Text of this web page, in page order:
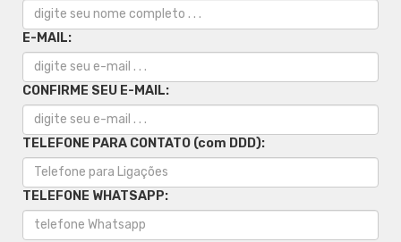
E-MAIL:
CONFIRME SEU E-MAIL:
TELEFONE PARA CONTATO (com DDD):
TELEFONE WHATSAPP: